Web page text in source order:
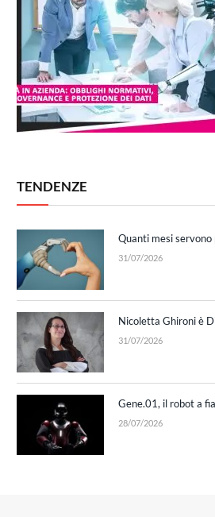
TENDENZE
Quanti mesi
31/07/2026
Nicoletta Ghironi è
31/07/2026
Gene.01, il robot a
28/07/2026